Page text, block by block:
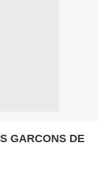
GARCONS DE